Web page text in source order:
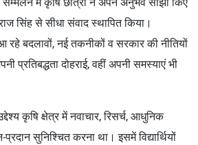
सिंह से सीधा संवाद स्थापित किया।
आ रहे बदलावों, नई तकनीकों व सरकार की नीतियों
दोहराई, वहीं अपनी समस्याएं भी
कृषि क्षेत्र में नवाचार, रिसर्च, आधुनिक
सुनिश्चित करना था। इसमें विद्यार्थियों